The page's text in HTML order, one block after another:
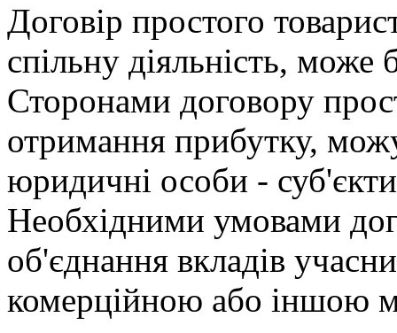
Договір простого
спільну діяльність, може
Сторонами договору
отримання прибутку,
юридичні особи -
Необхідними умовами
об'єднання вкладів
комерційною або іншою